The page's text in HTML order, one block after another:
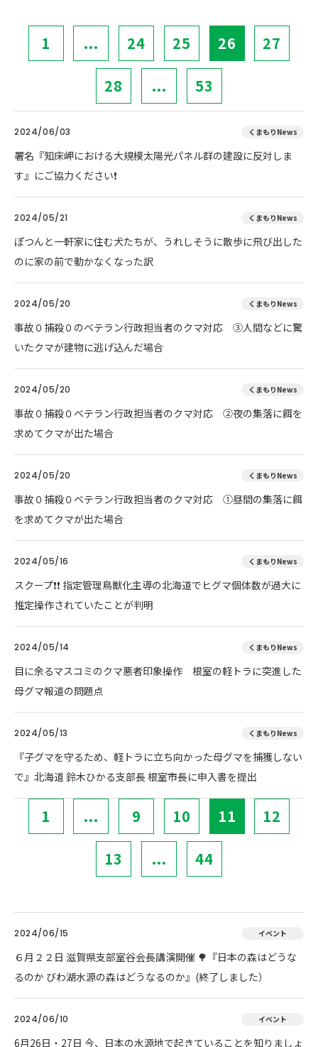
1 ... 24 25 26 27
28 ... 53
2024/06/03 くまもりNews
署名『知床岬における大規模太陽光パネル群の建設に反対しま
す』にご協力ください❗
2024/05/21 くまもりNews
ぽつんと一軒家に住む犬たちが、うれしそうに散歩に飛び出した
のに家の前で動かなくなった訳
2024/05/20 くまもりNews
事故０捕殺０のベテラン行政担当者のクマ対応 ③人間などに驚
いたクマが建物に逃げ込んだ場合
2024/05/20 くまもりNews
事故０捕殺０ベテラン行政担当者のクマ対応 ②夜の集落に餌を
求めてクマが出た場合
2024/05/20 くまもりNews
事故０捕殺０ベテラン行政担当者のクマ対応 ①昼間の集落に餌
を求めてクマが出た場合
2024/05/16 くまもりNews
スクープ❗❗ 指定管理鳥獣化主導の北海道でヒグマ個体数が過大に
推定操作されていたことが判明
2024/05/14 くまもりNews
目に余るマスコミのクマ悪者印象操作 根室の軽トラに突進した
母グマ報道の問題点
2024/05/13 くまもりNews
『子グマを守るため、軽トラに立ち向かった母グマを捕獲しない
で』北海道 鈴木ひかる支部長 根室市長に申入書を提出
1 ... 9 10 11 12
13 ... 44
2024/06/15 イベント
６月２２日 滋賀県支部室谷会長講演開催 🌳『日本の森はどうな
るのか びわ湖水源の森はどうなるのか』(終了しました）
2024/06/10 イベント
6月26日・27日 今、日本の水源地で起きていることを知りましょ